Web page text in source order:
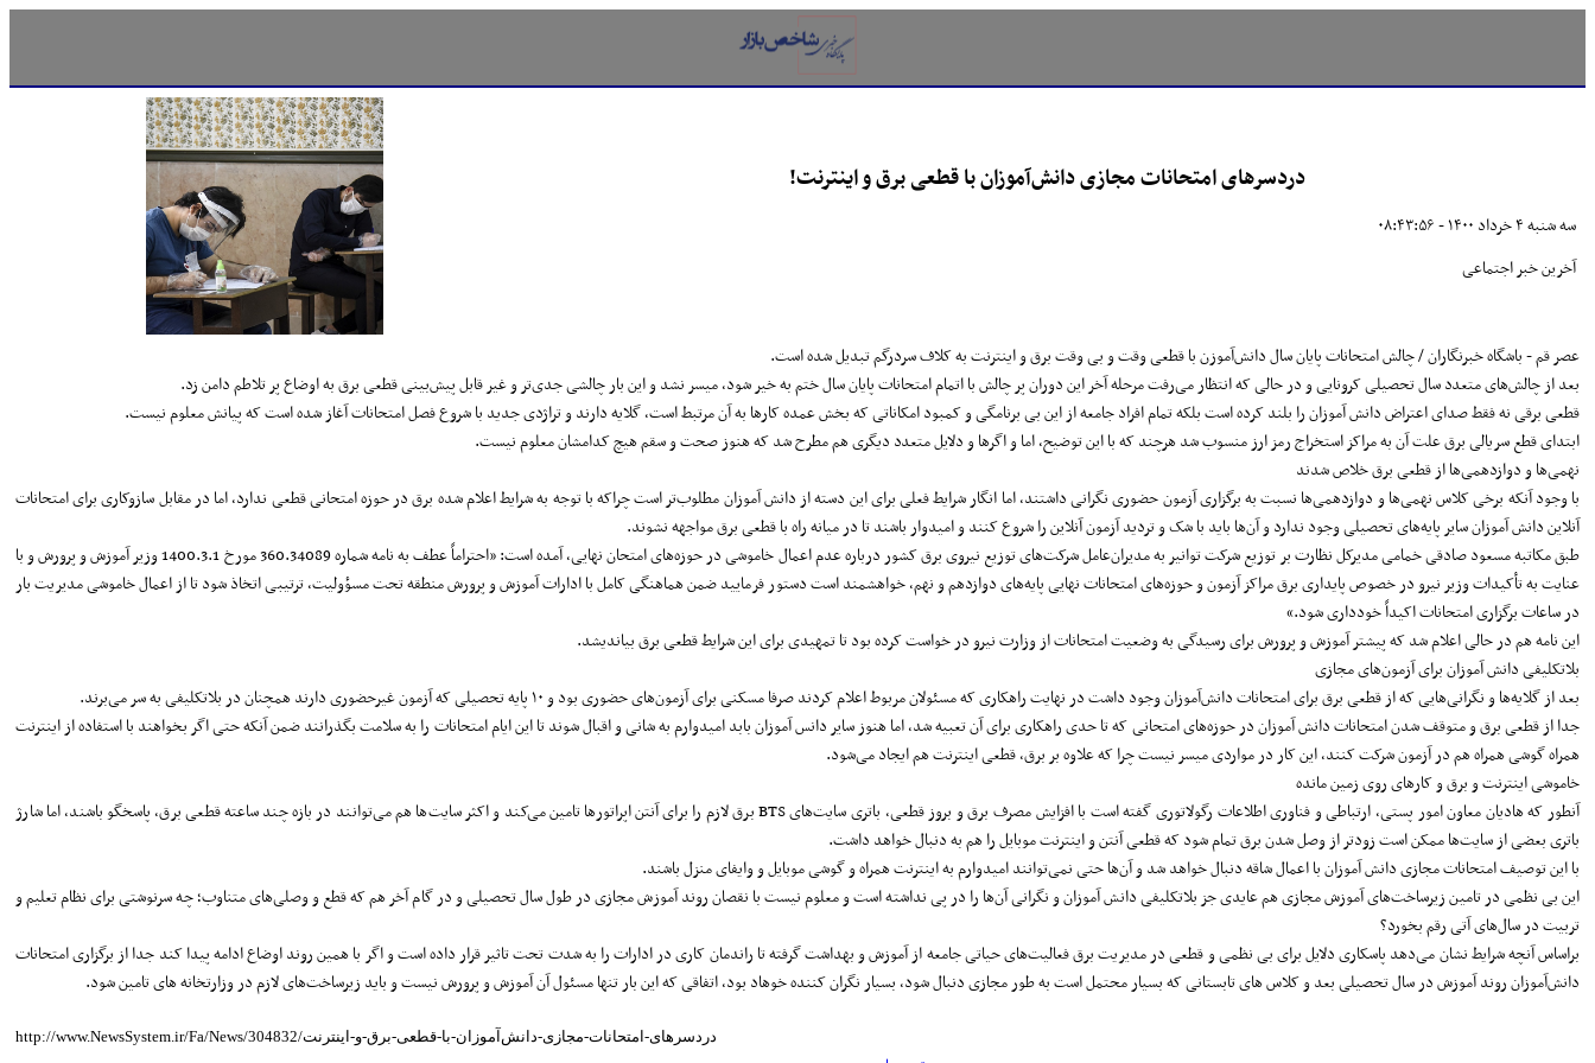
دردسرهای امتحانات مجازی دانش‌آموزان با قطعی برق و اینترنت!
سه شنبه ۴ خرداد ۱۴۰۰ - ۰۸:۴۳:۵۶
آخرین خبر اجتماعی
عصر قم - باشگاه خبرنگاران / چالش امتحانات پایان سال دانش‌آموزن با قطعی وقت و بی وقت برق و اینترنت به کلاف سردرگم تبدیل شده است.
بعد از چالش‌های متعدد سال تحصیلی کرونایی و در حالی که انتظار می‌رفت مرحله آخر این دوران پر چالش با اتمام امتحانات پایان سال ختم به خیر شود، میسر نشد و این بار چالشی جدی‌تر و غیر قابل پیش‌بینی قطعی برق به اوضاع پر تلاطم دامن زد.
قطعی برقی نه فقط صدای اعتراض دانش آموزان را بلند کرده است بلکه تمام افراد جامعه از این بی برنامگی و کمبود امکاناتی که بخش عمده کار‌ها به آن مرتبط است، گلایه دارند و تراژدی جدید با شروع فصل امتحانات آغاز شده است که پیانش معلوم نیست.
ابتدای قطع سریالی برق علت آن به مراکز استخراج رمز ارز منسوب شد هرچند که با این توضیح، اما و اگر‌ها و دلایل متعدد دیگری هم مطرح شد که هنوز صحت و سقم هیچ کدامشان معلوم نیست.
نهمی‌ها و دوازدهمی‌ها از قطعی برق خلاص شدند
با وجود آنکه برخی کلاس نهمی‌ها و دوازدهمی‌ها نسبت به برگزاری آزمون حضوری نگرانی داشتند، اما انگار شرایط فعلی برای این دسته از دانش آموزان مطلوب‌تر است چراکه با توجه به شرایط اعلام شده برق در حوزه امتحانی قطعی ندارد، اما در مقابل سازوکاری برای امتحانات
آنلاین دانش آموزان سایر پایه‌های تحصیلی وجود ندارد و آن‌ها باید با شک و تردید آزمون آنلاین را شروع کنند و امیدوار باشند تا در میانه راه با قطعی برق مواجهه نشوند.
طبق مکاتبه مسعود صادقی خمامی مدیرکل نظارت بر توزیع شرکت توانیر به مدیران‌عامل شرکت‌های توزیع نیروی برق کشور درباره عدم اعمال خاموشی در حوزه‌های امتحان نهایی، آمده است: «احتراماً عطف به نامه شماره 360.34089 مورخ 1400.3.1 وزیر آموزش و پرورش و با
عنایت به تأکیدات وزیر نیرو در خصوص پایداری برق مراکز آزمون و حوزه‌های امتحانات نهایی پایه‌های دوازدهم و نهم، خواهشمند است دستور فرمایید ضمن هماهنگی کامل با ادارات آموزش و پرورش منطقه تحت مسؤولیت، ترتیبی اتخاذ شود تا از اعمال خاموشی مدیریت بار
در ساعات برگزاری امتحانات اکیداً خودداری شود.»
این نامه هم در حالی اعلام شد که پیشتر آموزش و پرورش برای رسیدگی به وضعیت امتحانات از وزارت نیرو در خواست کرده بود تا تمهیدی برای این شرایط قطعی برق بیاندیشد.
بلاتکلیفی دانش آموزان برای آزمون‌های مجازی
بعد از گلایه‌ها و نگرانی‌هایی که از قطعی برق برای امتحانات دانش‌آموزان وجود داشت در نهایت راهکاری که مسئولان مربوط اعلام کردند صرفا مسکنی برای آزمون‌های حضوری بود و ١٠ پایه تحصیلی که آزمون غیرحضوری دارند همچنان در بلاتکلیفی به سر می‌برند.
جدا از قطعی برق و متوقف شدن امتحانات دانش آموزان در حوزه‌های امتحانی که تا حدی راهکاری برای آن تعبیه شد، اما هنوز سایر دانس آموزان بابد امیدوارم به شانی و اقبال شوند تا این ایام امتحانات را به سلامت بگذرانند ضمن آنکه حتی اگر بخواهند با استفاده از اینترنت
همراه گوشی همراه هم در آزمون شرکت کنند، این کار در مواردی میسر نیست چرا که علاوه بر برق، قطعی اینترنت هم ایجاد می‌شود.
خاموشی اینترنت و برق و کار‌های روی زمین مانده
آنطور که هادیان معاون امور پستی، ارتباطی و فناوری اطلاعات رگولاتوری گفته است با افزایش مصرف برق و بروز قطعی، باتری سایت‌های BTS برق لازم را برای آنتن اپراتور‌ها تامین می‌کند و اکثر سایت‌ها هم می‌توانند در بازه چند ساعته قطعی برق، پاسخگو باشند، اما شارژ
باتری بعضی از سایت‌ها ممکن است زودتر از وصل شدن برق تمام شود که قطعی آنتن و اینترنت موبایل را هم به دنبال خواهد داشت.
با این توصیف امتحانات مجازی دانش آموزان با اعمال شاقه دنبال خواهد شد و آن‌ها حتی نمی‌توانند امیدوارم به اینترنت همراه و گوشی موبایل و وایفای منزل باشند.
این بی نظمی در تامین زیرساخت‌های آموزش مجازی هم عایدی جز بلاتکلیفی دانش آموزان و نگرانی آن‌ها را در پی نداشته است و معلوم نیست با نقصان روند آموزش مجازی در طول سال تحصیلی و در گام آخر هم که قطع و وصلی‌های متناوب؛ چه سرنوشتی برای نظام تعلیم و
تربیت در سال‌های آتی رقم بخورد؟
براساس آنچه شرایط نشان می‌دهد پاسکاری دلایل برای بی نظمی و قطعی در مدیریت برق فعالیت‌های حیاتی جامعه از آموزش و بهداشت گرفته تا راندمان کاری در ادارات را به شدت تحت تاثیر قرار داده است و اگر با همین روند اوضاع ادامه پیدا کند جدا از برگزاری امتحانات
دانش‌آموزان روند آموزش در سال تحصیلی بعد و کلاس های تابستانی که بسیار محتمل است به طور مجازی دنبال شود، بسیار نگران کننده خوهاد بود، اتفاقی که این بار تنها مسئول آن آموزش و پرورش نیست و باید زیرساخت‌های لازم در وزارتخانه های تامین شود.
http://www.NewsSystem.ir/Fa/News/304832/دردسرهای-امتحانات-مجازی-دانش‌آموزان-با-قطعی-برق-و-اینترنت